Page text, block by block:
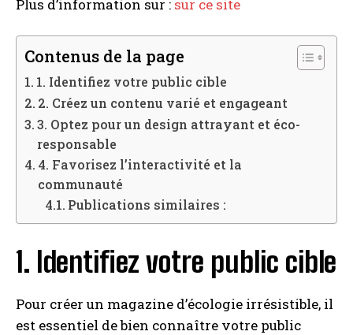
Plus d’information sur : sur ce site
Contenus de la page
1. Identifiez votre public cible
2. Créez un contenu varié et engageant
3. Optez pour un design attrayant et éco-
responsable
4. Favorisez l’interactivité et la
communauté
Publications similaires :
1. Identifiez votre public cible
Pour créer un magazine d’écologie irrésistible, il
est essentiel de bien connaître votre public